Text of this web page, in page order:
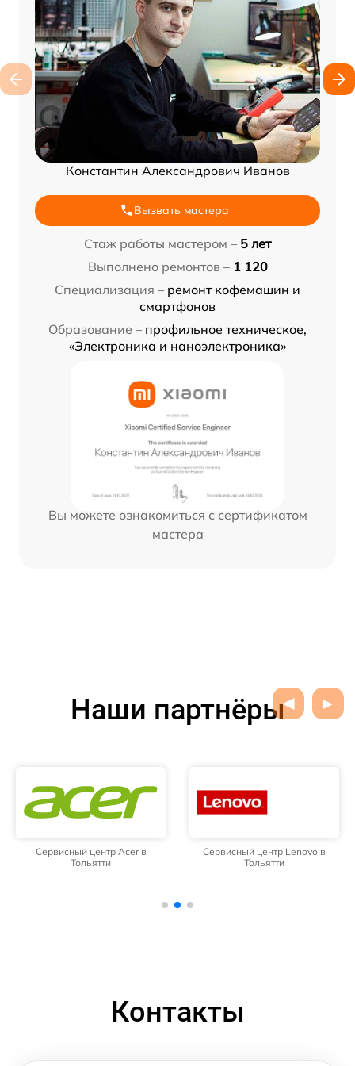
Константин Александрович Иванов
Вызвать мастера
Стаж работы мастером – 5 лет
Выполнено ремонтов – 1 120
Специализация – ремонт кофемашин и
смартфонов
Образование – профильное техническое,
«Электроника и наноэлектроника»
Вы можете ознакомиться с сертификатом
мастера
Наши партнёры
Сервисный центр Acer в
Тольятти
Сервисный центр Lenovo в
Тольятти
Контакты